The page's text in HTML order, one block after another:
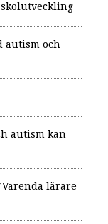
autism och
autism kan
lärare